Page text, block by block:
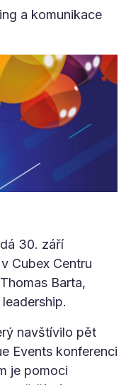
a komunikace
30. září
Cubex Centru
Barta,
navštívilo pět
Events konferenci
je pomoci